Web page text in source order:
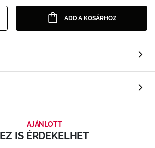
ADD A KOSÁRHOZ
AJÁNLOTT
EZ IS ÉRDEKELHET